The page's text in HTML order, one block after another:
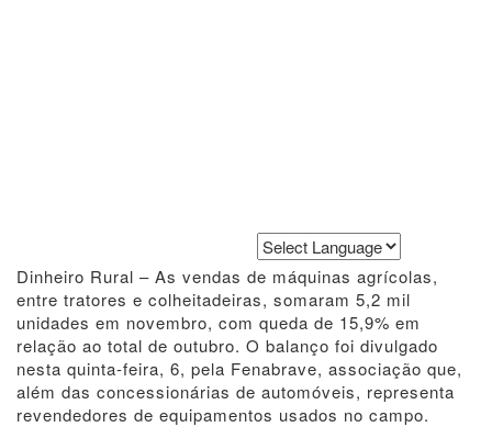
Powered by Translate
Dinheiro Rural – As vendas de máquinas agrícolas,
entre tratores e colheitadeiras, somaram 5,2 mil
unidades em novembro, com queda de 15,9% em
relação ao total de outubro. O balanço foi divulgado
nesta quinta-feira, 6, pela Fenabrave, associação que,
além das concessionárias de automóveis, representa
revendedores de equipamentos usados no campo.